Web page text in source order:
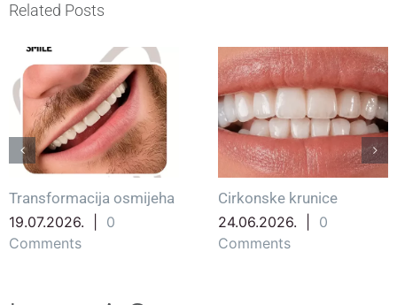
Related Posts
Transformacija osmijeha
19.07.2026.
0
Comments
Cirkonske krunice
24.06.2026.
0
Comments